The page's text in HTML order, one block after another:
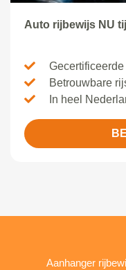
Auto rijbewijs NU
Betrouwbare
In heel
Aanhanger